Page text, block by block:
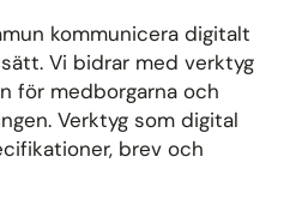
kommunicera digitalt
Vi bidrar med verktyg
för medborgarna och
Verktyg som digital
brev och